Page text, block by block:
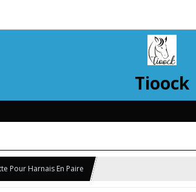
Tioock
Pour Harnais En Paire